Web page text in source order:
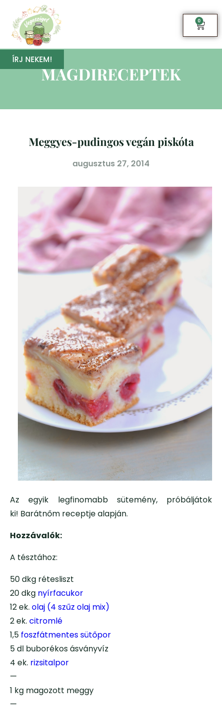
0
ÍRJ NEKEM!
MAGDIRECEPTEK
Meggyes-pudingos vegán piskóta
augusztus 27, 2014
Az egyik legfinomabb sütemény, próbáljátok
ki! Barátnőm receptje alapján.
Hozzávalók:
A tésztához:
50 dkg rétesliszt
20 dkg nyírfacukor
12 ek. olaj (4 szűz olaj mix)
2 ek. citromlé
1,5 foszfátmentes sütőpor
5 dl buborékos ásványvíz
4 ek. rizsitalpor
—
1 kg magozott meggy
—